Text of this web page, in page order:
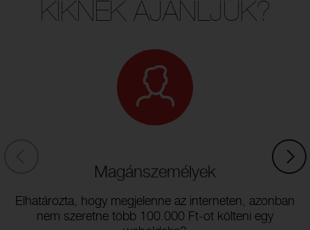
KIKNEK AJÁNLJUK?
Magánszemélyek
Elhatározta, hogy megjelenne az interneten, azonban
nem szeretne több 100.000 Ft-ot költeni egy